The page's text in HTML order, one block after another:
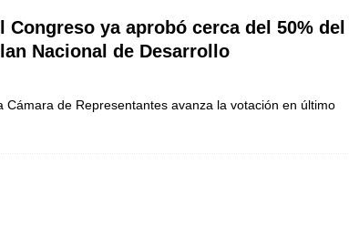
alista para la posesión presidencial: así será la investidura de Abelardo
Congreso ya aprobó cerca del 50% del
Nacional de Desarrollo
de Representantes avanza la votación en último